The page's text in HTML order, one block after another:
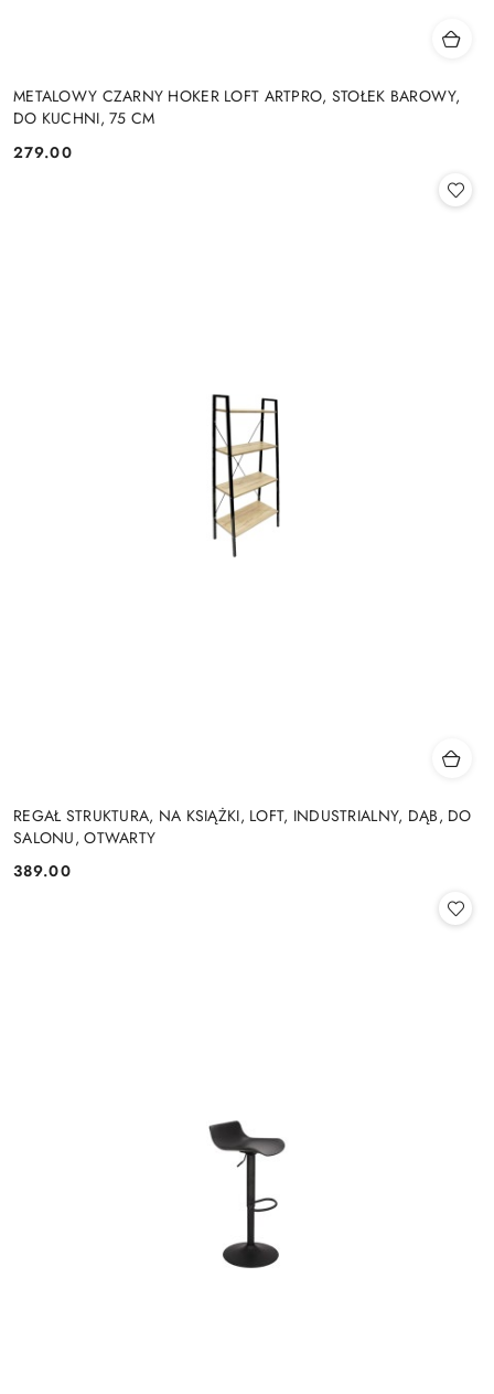
METALOWY CZARNY HOKER LOFT ARTPRO, STOŁEK BAROWY,
DO KUCHNI, 75 CM
Cena:
279.00
REGAŁ STRUKTURA, NA KSIĄŻKI, LOFT, INDUSTRIALNY, DĄB, DO
SALONU, OTWARTY
Cena:
389.00